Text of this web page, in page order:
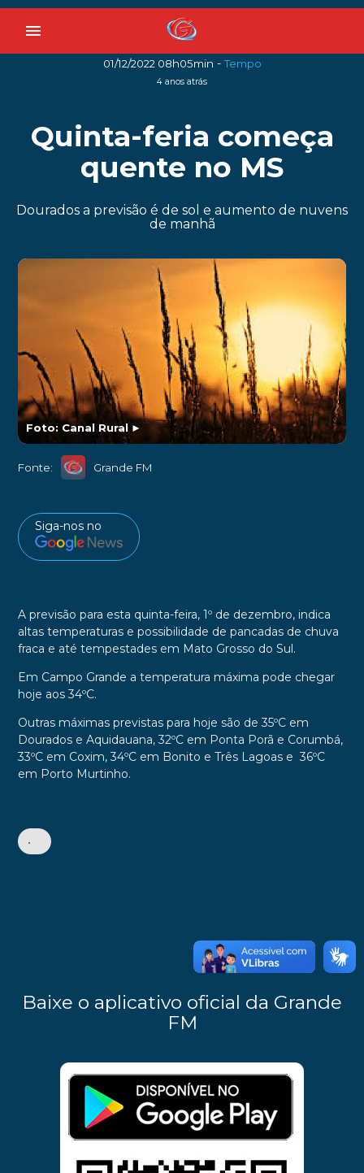
menu
01/12/2022 08h05min -Tempo
4 anos atrás
Quinta-feria começa
quente no MS
Dourados a previsão é de sol e aumento de nuvens
de manhã
Foto: Canal Rural►
Fonte: Grande FM
Siga-nos no
A previsão para esta quinta-feira, 1º de dezembro, indica
altas temperaturas e possibilidade de pancadas de chuva
fraca e até tempestades em Mato Grosso do Sul.
Em Campo Grande a temperatura máxima pode chegar
hoje aos 34ºC.
Outras máximas previstas para hoje são de35ºC em
Dourados e Aquidauana,32ºC em Ponta Porã e Corumbá,
33ºC em Coxim, 34ºC em Bonito e Três Lagoas e 36ºC
em Porto Murtinho.
•
Baixe o aplicativo oficial da Grande
FM